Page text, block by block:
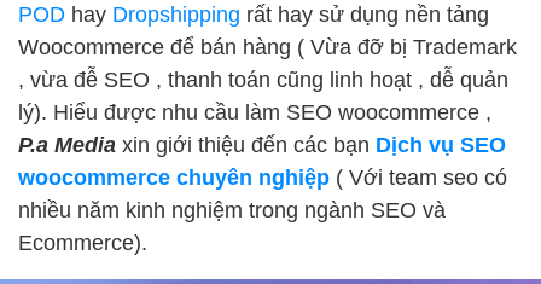
POD hay Dropshipping rất hay sử dụng nền tảng
Woocommerce để bán hàng ( Vừa đỡ bị Trademark
, vừa đễ SEO , thanh toán cũng linh hoạt , dễ quản
lý). Hiểu được nhu cầu làm SEO woocommerce ,
P.a Media xin giới thiệu đến các bạn Dịch vụ SEO
woocommerce chuyên nghiệp ( Với team seo có
nhiều năm kinh nghiệm trong ngành SEO và
Ecommerce).